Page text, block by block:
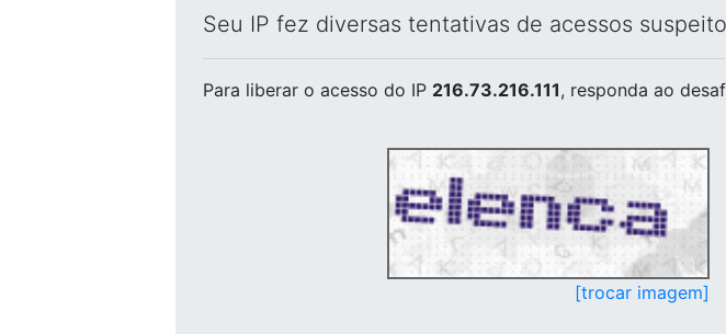
Seu IP fez diversas tentativas de acessos
Para liberar o acesso do IP 216.73.216.111, responda ao
[trocar imagem]